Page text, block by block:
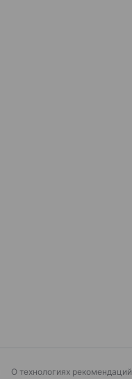
О технологиях рекомендаций